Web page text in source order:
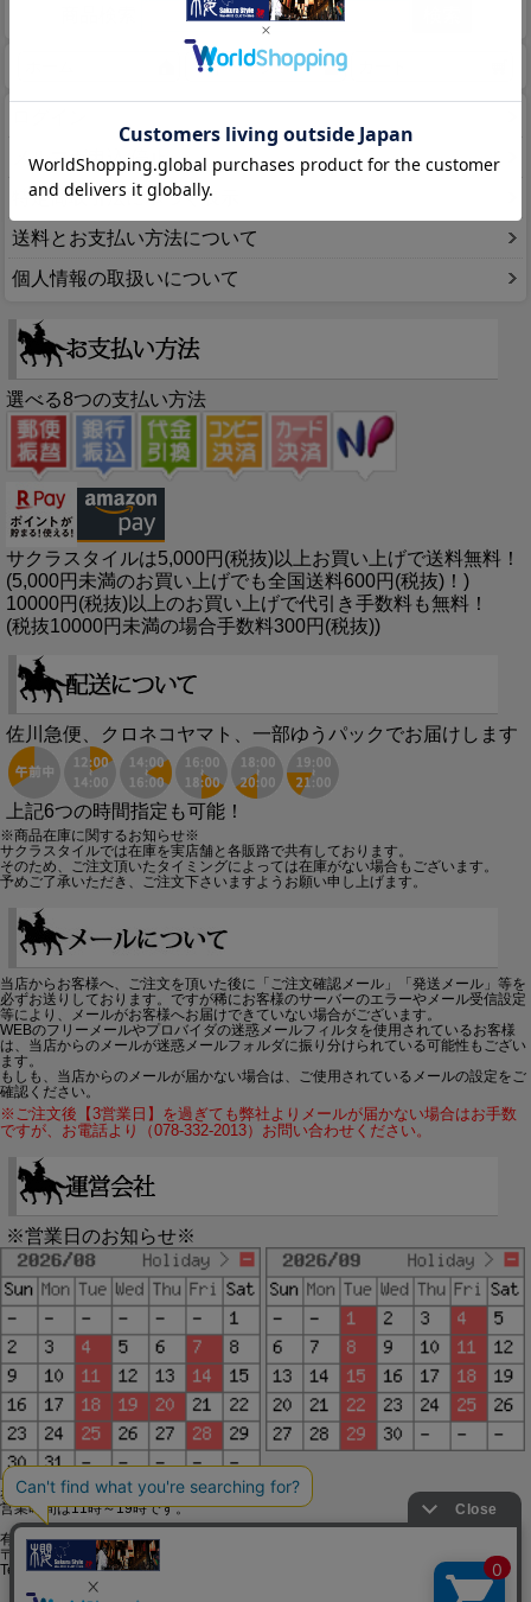
マイページ
メルマガ申込/停止
特定商取引法に基づく表示
送料とお支払い方法について
個人情報の取扱いについて
選べる8つの支払い方法
サクラスタイルは5,000円(税抜)以上お買い上げで送料無料！
(5,000円未満のお買い上げでも全国送料600円(税抜)！)
10000円(税抜)以上のお買い上げで代引き手数料も無料！
(税抜10000円未満の場合手数料300円(税抜))
佐川急便、クロネコヤマト、一部ゆうパックでお届けします
上記6つの時間指定も可能！
※商品在庫に関するお知らせ※
サクラスタイルでは在庫を実店舗と各販路で共有しております。
そのため、ご注文頂いたタイミングによっては在庫がない場合もございます。
予めご了承いただき、ご注文下さいますようお願い申し上げます。
当店からお客様へ、ご注文を頂いた後に「ご注文確認メール」「発送メール」等を
必ずお送りしております。ですが稀にお客様のサーバーのエラーやメール受信設定
等により、メールがお客様へお届けできていない場合がございます。
WEBのフリーメールやプロバイダの迷惑メールフィルタを使用されているお客様
は、当店からのメールが迷惑メールフォルダに振り分けられている可能性もござい
ます。
もしも、当店からのメールが届かない場合は、ご使用されているメールの設定をご
確認ください。
※ご注文後【3営業日】を過ぎても弊社よりメールが届かない場合はお手数
ですが、お電話より（078-332-2013）お問い合わせください。
※営業日のお知らせ※
赤字で塗られた日は配送定休日です。
営業時間は11時～19時です。
有限会社ジップジップ SakuraStyle通販事業部
〒650-0021 神戸市中央区三宮町3-9-19イトウビル1,4F
Tel:078-332-2013 FAX:078-333-6644